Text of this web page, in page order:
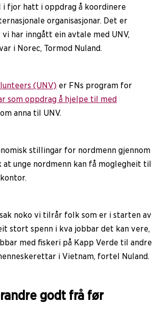
i fjor hatt i oppdrag å koordinere
organisasjonar. Det er
har inngått ein avtale med UNV,
i Norec, Tormod Nuland.
(UNV) er FNs program for
som oppdrag å hjelpe til med
anna til UNV.
stillingar for nordmenn gjennom
at unge nordmenn kan få moglegheit til
noko vi tilrår folk som er i starten av
stort spenn i kva jobbar det kan vere,
med fiskeri på Kapp Verde til andre
i Vietnam, fortel Nuland.
godt frå før